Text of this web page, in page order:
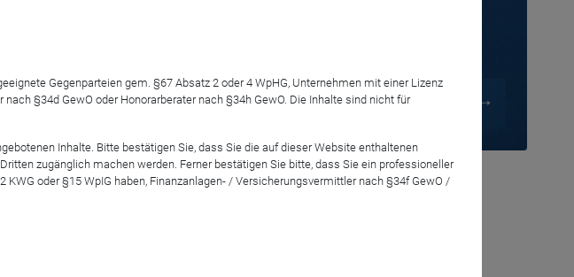
Mike Judith, in einemFondsupdate
Ausblick unseresResearch-Teams
Gegenparteien gem. §67 Absatz 2 oder 4 WpHG, Unternehmen mit einer Lizenz
§34d GewO oder Honorarberater nach §34h GewO. Die Inhalte sind nicht für
Inhalte. Bitte bestätigen Sie, dass Sie die auf dieser Website enthaltenen
zugänglich machen werden. Ferner bestätigen Sie bitte, dass Sie ein professioneller
oder §15 WpIG haben, Finanzanlagen- / Versicherungsvermittler nach §34f GewO /